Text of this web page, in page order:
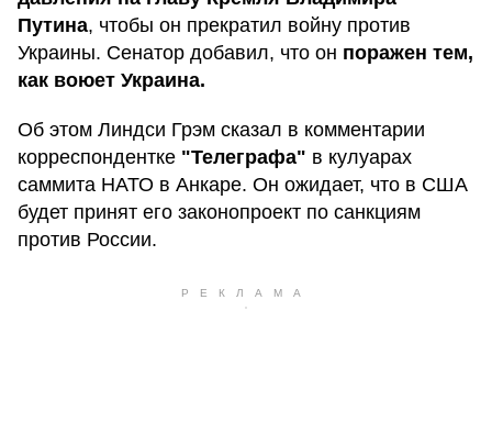
Путина, чтобы он прекратил войну против
Украины. Сенатор добавил, что он поражен тем,
как воюет Украина.
Об этом Линдси Грэм сказал в комментарии
корреспондентке "Телеграфа" в кулуарах
саммита НАТО в Анкаре. Он ожидает, что в США
будет принят его законопроект по санкциям
против России.